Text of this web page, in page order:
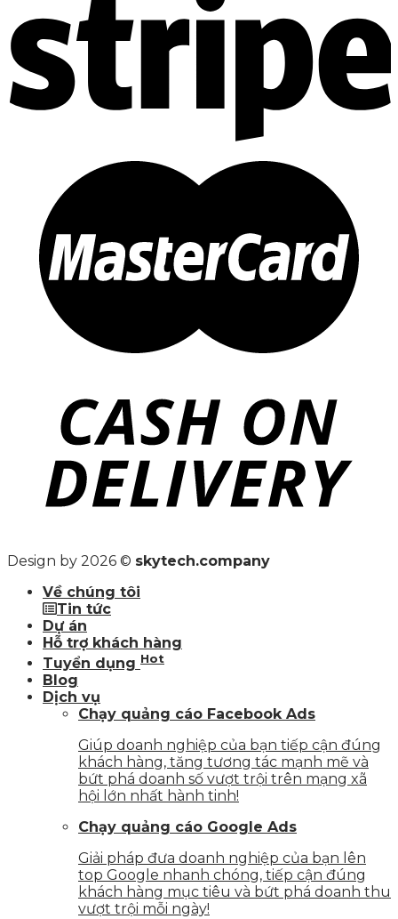
Design by 2026 © skytech.company
Về chúng tôi
Tin tức
Dự án
Hỗ trợ khách hàng
Tuyển dụng Hot
Blog
Dịch vụ
Chạy quảng cáo Facebook Ads
Giúp doanh nghiệp của bạn tiếp cận đúng
khách hàng, tăng tương tác mạnh mẽ và
bứt phá doanh số vượt trội trên mạng xã
hội lớn nhất hành tinh!
Chạy quảng cáo Google Ads
Giải pháp đưa doanh nghiệp của bạn lên
top Google nhanh chóng, tiếp cận đúng
khách hàng mục tiêu và bứt phá doanh thu
vượt trội mỗi ngày!